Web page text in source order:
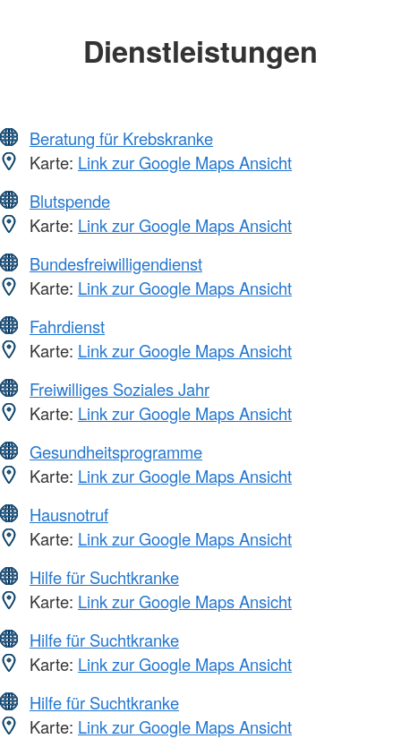
Dienstleistungen
Beratung für Krebskranke
Karte: Link zur Google Maps Ansicht
Blutspende
Karte: Link zur Google Maps Ansicht
Bundesfreiwilligendienst
Karte: Link zur Google Maps Ansicht
Fahrdienst
Karte: Link zur Google Maps Ansicht
Freiwilliges Soziales Jahr
Karte: Link zur Google Maps Ansicht
Gesundheitsprogramme
Karte: Link zur Google Maps Ansicht
Hausnotruf
Karte: Link zur Google Maps Ansicht
Hilfe für Suchtkranke
Karte: Link zur Google Maps Ansicht
Hilfe für Suchtkranke
Karte: Link zur Google Maps Ansicht
Hilfe für Suchtkranke
Karte: Link zur Google Maps Ansicht